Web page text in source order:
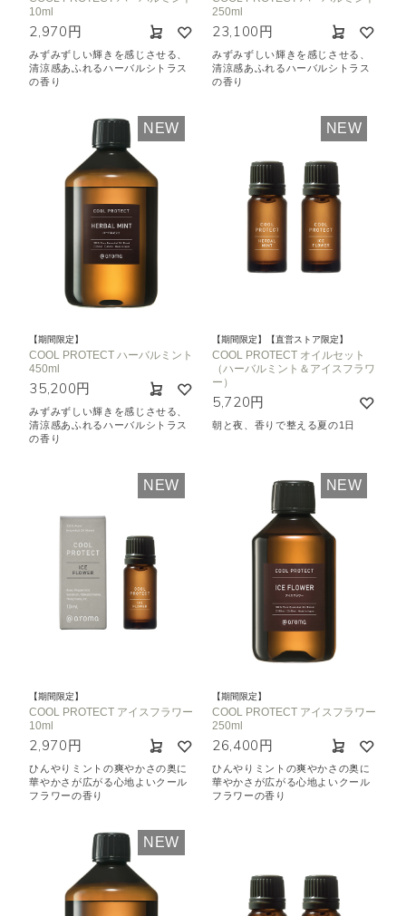
おもてなし
シトラス オレンジ
ラベンダー ウッド
エキゾチック
ヒノキ
10ml
2,970円
みずみずしい輝きを感じさせる、
清涼感あふれるハーバルシトラス
の香り
250ml
23,100円
みずみずしい輝きを感じさせる、
清涼感あふれるハーバルシトラス
の香り
NEW
【期間限定】
COOL PROTECT ハーバルミント
450ml
35,200円
みずみずしい輝きを感じさせる、
清涼感あふれるハーバルシトラス
の香り
NEW
【期間限定】【直営ストア限定】
COOL PROTECT オイルセット
（ハーバルミント＆アイスフラワ
ー）
5,720円
朝と夜、香りで整える夏の1日
NEW
【期間限定】
COOL PROTECT アイスフラワー
10ml
2,970円
ひんやりミントの爽やかさの奥に
華やかさが広がる心地よいクール
フラワーの香り
NEW
【期間限定】
COOL PROTECT アイスフラワー
250ml
26,400円
ひんやりミントの爽やかさの奥に
華やかさが広がる心地よいクール
フラワーの香り
NEW